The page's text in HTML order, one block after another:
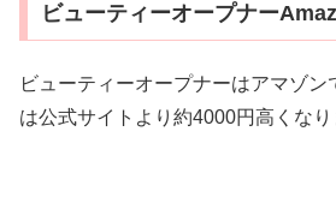
ビューティーオープナー
ビューティーオープナーはアマゾ
は公式サイトより約4000円高くなり